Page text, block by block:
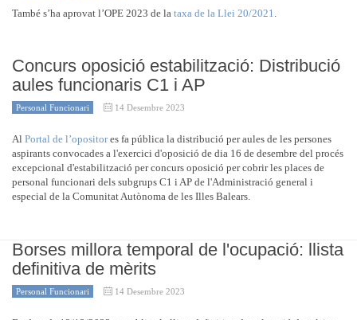
També s’ha aprovat l’OPE 2023 de la taxa de la Llei 20/2021.
Concurs oposició estabilització: Distribució
aules funcionaris C1 i AP
Personal Funcionari 14 Desembre 2023
Al Portal de l’opositores fa pública la distribució per aules de les persones
aspirants convocades a l'exercici d'oposició de dia 16 de desembre del procés
excepcional d'estabilització per concurs oposició per cobrir les places de
personal funcionari dels subgrups C1 i AP de l'Administració general i
especial de la Comunitat Autònoma de les Illes Balears.
Borses millora temporal de l'ocupació: llista
definitiva de mèrits
Personal Funcionari 14 Desembre 2023